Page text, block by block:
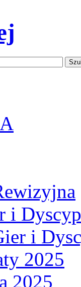
i
i
2025
2025